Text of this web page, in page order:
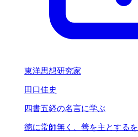
東洋思想研究家
田口佳史
四書五経の名言に学ぶ
徳に常師無く、 善を主とするを